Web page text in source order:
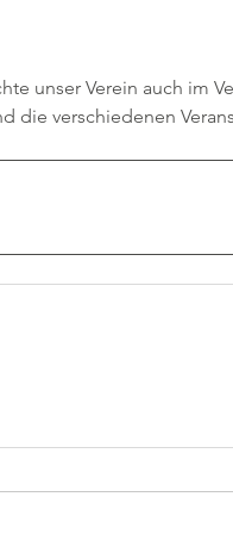
unser Verein auch im
die verschiedenen